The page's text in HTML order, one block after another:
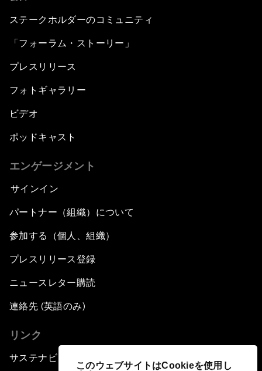
このウェブサイトはCookieを使用し
ステークホルダーのコミュニティ
「フォーラム・ストーリー」
プレスリリース
フォトギャラリー
ビデオ
ポッドキャスト
エンゲージメント
サインイン
パートナー（組織）について
参加する（個人、組織）
プレスリリース登録
ニュースレター購読
連絡先 (英語のみ)
リンク
サステナビリティへの取り組み